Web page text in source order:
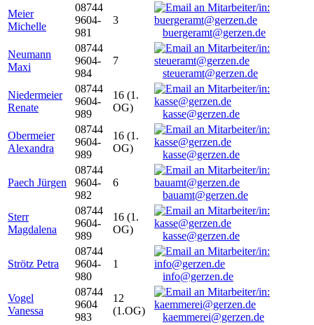
Meier
Michelle
08744
9604-
981
3
buergeramt@gerzen.de
Neumann
Maxi
08744
9604-
984
7
steueramt@gerzen.de
Niedermeier
Renate
08744
9604-
989
16 (1.
OG)
kasse@gerzen.de
Obermeier
Alexandra
08744
9604-
989
16 (1.
OG)
kasse@gerzen.de
Paech Jürgen
08744
9604-
982
6
bauamt@gerzen.de
Sterr
Magdalena
08744
9604-
989
16 (1.
OG)
kasse@gerzen.de
Strötz Petra
08744
9604-
980
1
info@gerzen.de
Vogel
Vanessa
08744
9604
983
12
(1.OG)
kaemmerei@gerzen.de